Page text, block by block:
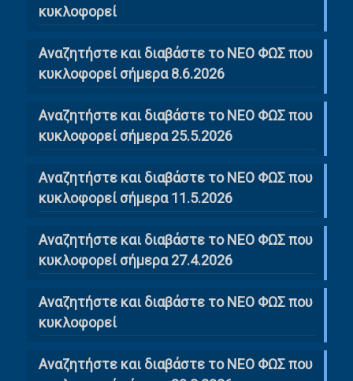
κυκλοφορεί
Αναζητήστε και διαβάστε το ΝΕΟ ΦΩΣ που
κυκλοφορεί σήμερα 8.6.2026
Αναζητήστε και διαβάστε το ΝΕΟ ΦΩΣ που
κυκλοφορεί σήμερα 25.5.2026
Αναζητήστε και διαβάστε το ΝΕΟ ΦΩΣ που
κυκλοφορεί σήμερα 11.5.2026
Αναζητήστε και διαβάστε το ΝΕΟ ΦΩΣ που
κυκλοφορεί σήμερα 27.4.2026
Αναζητήστε και διαβάστε το ΝΕΟ ΦΩΣ που
κυκλοφορεί
Αναζητήστε και διαβάστε το ΝΕΟ ΦΩΣ που